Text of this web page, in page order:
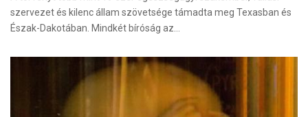
szervezet és kilenc állam szövetsége támadta meg Texasban és
Észak-Dakotában. Mindkét bíróság az…